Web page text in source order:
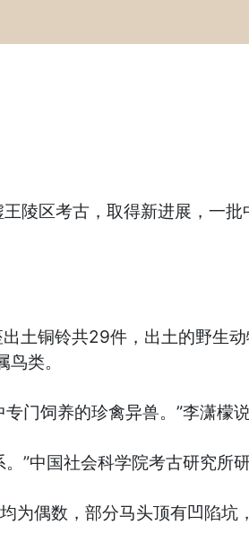
陵区考古，取得新进展，一
土铜铃共29件，出土的野生动
类。
门饲养的珍禽异兽。”李潇檬说
”中国社会科学院考古研究所研
偶数，部分马头顶有凹陷坑